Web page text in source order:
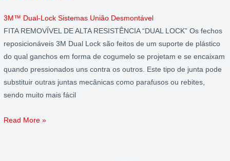
3M™ Dual-Lock Sistemas União Desmontável
FITA REMOVÍVEL DE ALTA RESISTÊNCIA “DUAL LOCK” Os fechos
reposicionáveis ​​3M Dual Lock são feitos de um suporte de plástico
do qual ganchos em forma de cogumelo se projetam e se encaixam
quando pressionados uns contra os outros. Este tipo de junta pode
substituir outras juntas mecânicas como parafusos ou rebites,
sendo muito mais fácil
Read More »